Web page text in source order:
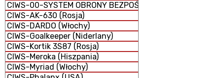
CIWS-00-SYSTEM OBRONY BEZPOŚREDNIEJ
CIWS-AK-630 (Rosja)
CIWS-DARDO (Włochy)
CIWS-Goalkeeper (Niderlany)
CIWS-Kortik 3S87 (Rosja)
CIWS-Meroka (Hiszpania)
CIWS-Myriad (Włochy)